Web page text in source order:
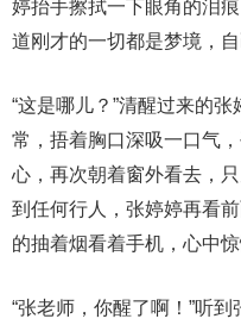
婷抬手擦拭一下眼角的泪
道刚才的一切都是梦境，
“这是哪儿？”清醒过来的
常，捂着胸口深吸一口气
心，再次朝着窗外看去，
到任何行人，张婷婷再看
的抽着烟看着手机，心中
“张老师，你醒了啊！”听